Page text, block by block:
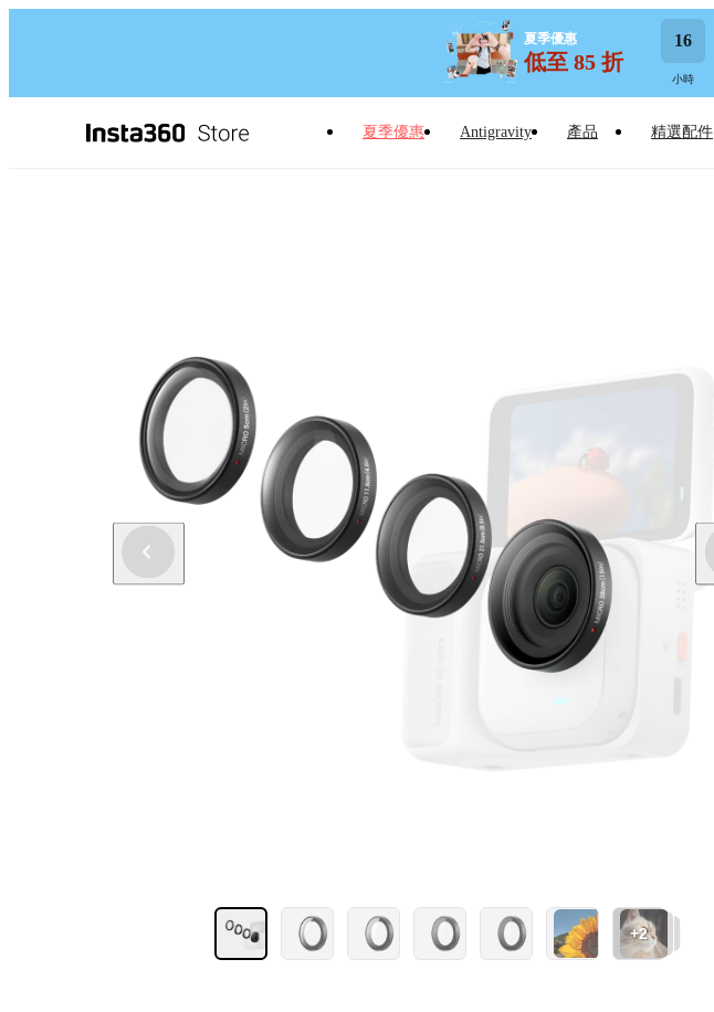
夏季優惠
低至 85 折
16
小時
夏季優惠 Antigravity 產品 精選配件
+2